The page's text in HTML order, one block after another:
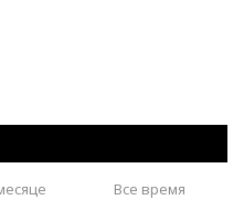
Все время